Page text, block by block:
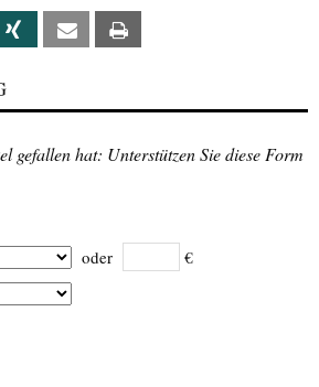
Xing Email
gefallen hat: Unterstützen Sie diese Form
oder €